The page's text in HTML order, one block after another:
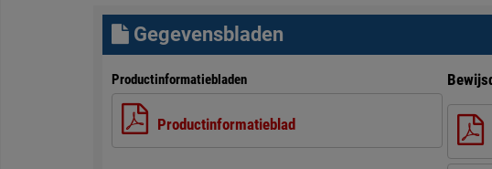
Gegevensbladen
Productinformatiebladen
Productinformatieblad